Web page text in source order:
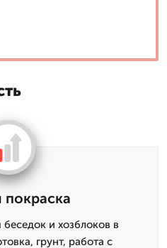
покраска
и хозблоков в
грунт, работа с